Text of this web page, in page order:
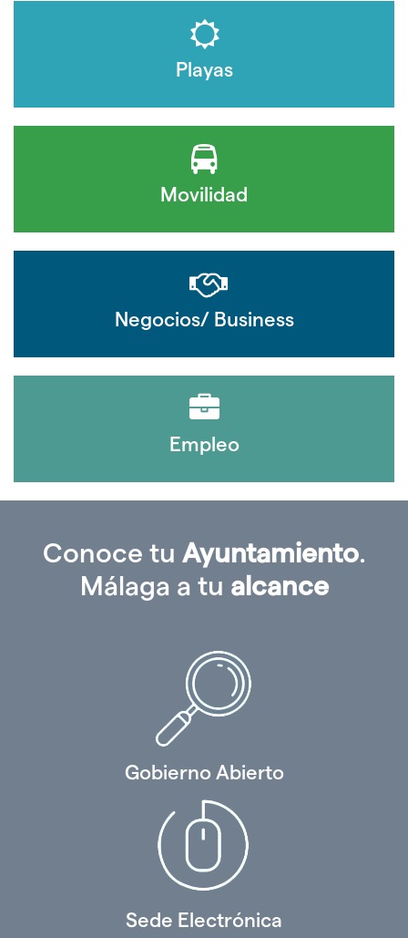
Playas
Movilidad
Negocios/ Business
Empleo
Conoce tu Ayuntamiento.
Málaga a tu alcance
Gobierno Abierto
Sede Electrónica